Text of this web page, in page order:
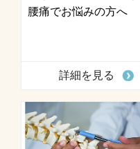
腰痛でお悩みの方へ
詳細を見る